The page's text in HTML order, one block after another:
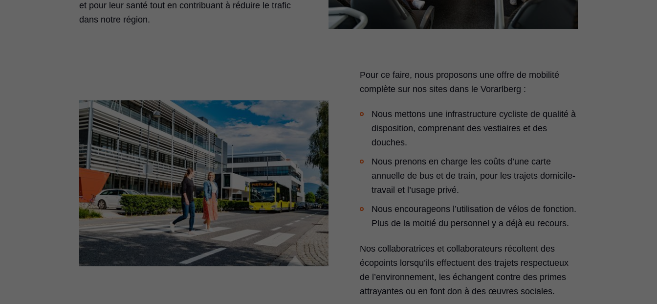
et pour leur santé tout en contribuant à réduire le trafic
dans notre région.
Pour ce faire, nous proposons une offre de mobilité
complète sur nos sites dans le Vorarlberg :
Nous mettons une infrastructure cycliste de qualité à
disposition, comprenant des vestiaires et des
douches.
Nous prenons en charge les coûts d’une carte
annuelle de bus et de train, pour les trajets domicile-
travail et l’usage privé.
Nous encourageons l’utilisation de vélos de fonction.
Plus de la moitié du personnel y a déjà eu recours.
Nos collaboratrices et collaborateurs récoltent des
écopoints lorsqu’ils effectuent des trajets respectueux
de l’environnement, les échangent contre des primes
attrayantes ou en font don à des œuvres sociales.